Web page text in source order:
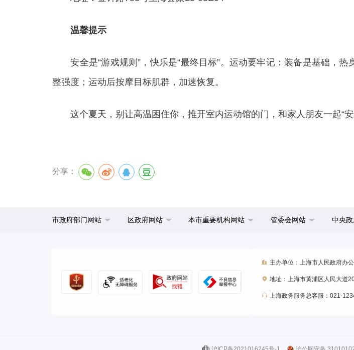
温馨提示
安全是“游戏规则”，快乐是“最终目标”。运动要牢记：装备是基础，热
整强度；运动后按摩目标肌群，加速恢复。
这个夏天，别让高温困住你，推开室内运动馆的门，和家人朋友一起“安
分享：
市政府部门网站 区政府网站 本市重要机构网站 管委会网站 中央
主办单位：上海市人民政府办
地址：上海市黄浦区人民大道
上海政务服务总客服：021-